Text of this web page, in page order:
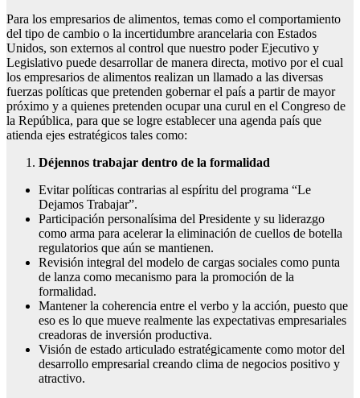
Para los empresarios de alimentos, temas como el comportamiento
del tipo de cambio o la incertidumbre arancelaria con Estados
Unidos, son externos al control que nuestro poder Ejecutivo y
Legislativo puede desarrollar de manera directa, motivo por el cual
los empresarios de alimentos realizan un llamado a las diversas
fuerzas políticas que pretenden gobernar el país a partir de mayor
próximo y a quienes pretenden ocupar una curul en el Congreso de
la República, para que se logre establecer una agenda país que
atienda ejes estratégicos tales como:
Déjennos trabajar dentro de la formalidad
Evitar políticas contrarias al espíritu del programa “Le
Dejamos Trabajar”.
Participación personalísima del Presidente y su liderazgo
como arma para acelerar la eliminación de cuellos de botella
regulatorios que aún se mantienen.
Revisión integral del modelo de cargas sociales como punta
de lanza como mecanismo para la promoción de la
formalidad.
Mantener la coherencia entre el verbo y la acción, puesto que
eso es lo que mueve realmente las expectativas empresariales
creadoras de inversión productiva.
Visión de estado articulado estratégicamente como motor del
desarrollo empresarial creando clima de negocios positivo y
atractivo.